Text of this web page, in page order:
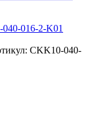
016-2-K01
CKK10-040-